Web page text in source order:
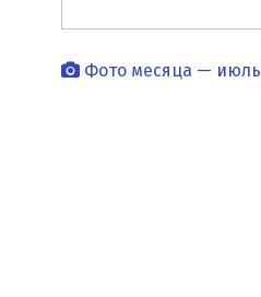
Фото месяца — июль